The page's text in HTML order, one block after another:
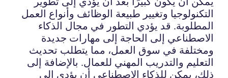
التكنولوجيا وتغيير طبيعة الوظائف وأنواع العمل
المطلوبة. قد يؤدي التطور في مجال الذكاء
الاصطناعي إلى الحاجة إلى مهارات جديدة
ومختلفة في سوق العمل، مما يتطلب تحديث
التعليم والتدريب المهني للعمال. بالإضافة إلى
ذلك، يمكن للذكاء الاصطناعي أن يؤدي إلى